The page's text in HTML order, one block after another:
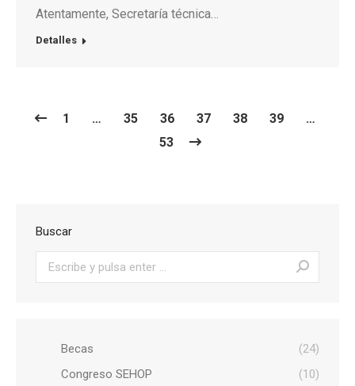
Atentamente, Secretaría técnica…
Detalles
1 … 35 36 37 38 39
…
53
Buscar
Buscar:
Becas
(24)
Congreso SEHOP
(10)